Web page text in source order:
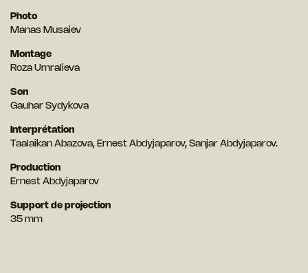
Photo
Manas Musaiev
Montage
Roza Umralieva
Son
Gauhar Sydykova
Interprétation
Taalaikan Abazova, Ernest Abdyjaparov, Sanjar Abdyjaparov.
Production
Ernest Abdyjaparov
Support de projection
35 mm